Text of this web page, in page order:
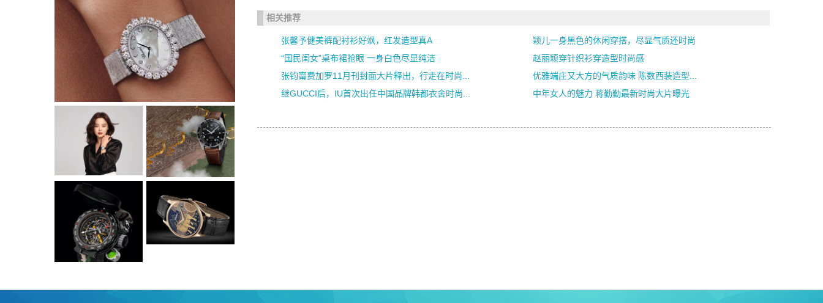
相关推荐
张馨予健美裤配衬衫好飒，红发造型真A
颖儿一身黑色的休闲穿搭，尽显气质还时尚
“国民闺女”桌布裙抢眼 一身白色尽显纯洁
赵丽颖穿针织衫穿造型时尚感
张钧甯费加罗11月刊封面大片释出，行走在时尚...
优雅端庄又大方的气质韵味 陈数西装造型...
继GUCCI后，IU首次出任中国品牌韩都衣舍时尚...
中年女人的魅力 蒋勤勤最新时尚大片曝光